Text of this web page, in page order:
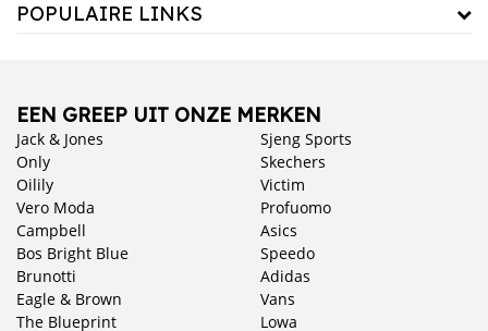
POPULAIRE LINKS
EEN GREEP UIT ONZE MERKEN
Jack & Jones
Only
Oilily
Vero Moda
Campbell
Bos Bright Blue
Brunotti
Eagle & Brown
The Blueprint
Sjeng Sports
Skechers
Victim
Profuomo
Asics
Speedo
Adidas
Vans
Lowa